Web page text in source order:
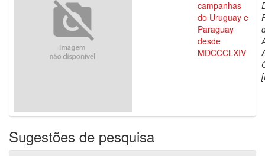
campanhas
do Uruguay e
Paraguay
desde
MDCCCLXIV
Sugestões de pesquisa